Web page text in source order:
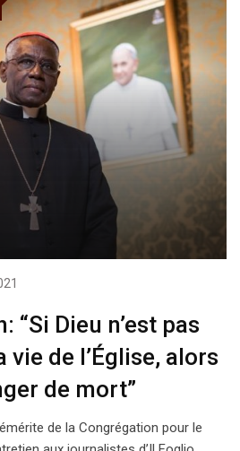
“Si Dieu n’est pas
vie de l’Église, alors
de mort”
de la Congrégation pour le